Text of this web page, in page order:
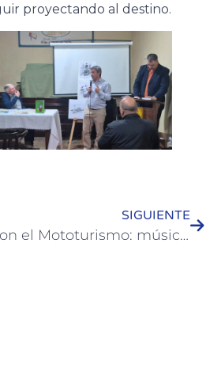
proyectando al destino.
SIGUIENTE
Colón vibró con el Mototurismo: música, gastronomía y exhibiciones junto al Puerto